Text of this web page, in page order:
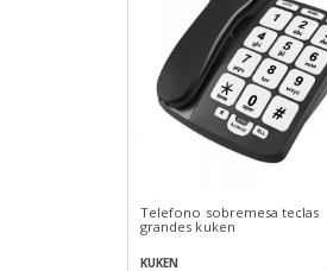
Telefono sobremesa teclas
grandes kuken
KUKEN